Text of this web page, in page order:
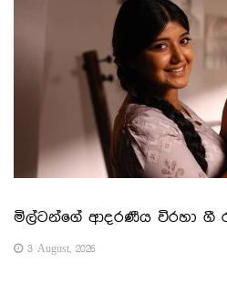
මිල්ටන්ගේ ආදරණීය විරහා ගී
3 August, 2026